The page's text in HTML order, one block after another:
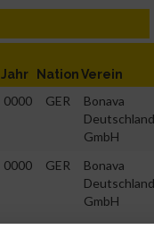
Jahr NationVerein
0000 GER
Bonava
Deutschland
GmbH
0000 GER
Bonava
Deutschland
GmbH